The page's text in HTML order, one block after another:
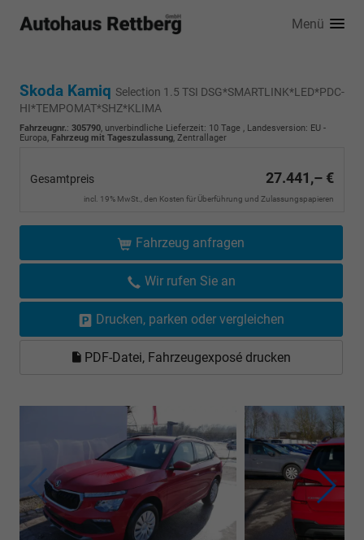
Menü
Skoda Kamiq Selection 1.5 TSI DSG*SMARTLINK*LED*PDC-
HI*TEMPOMAT*SHZ*KLIMA
Fahrzeugnr.: 305790, unverbindliche Lieferzeit: 10 Tage , Landesversion: EU -
Europa, Fahrzeug mit Tageszulassung, Zentrallager
Gesamtpreis 27.441,– €
incl. 19% MwSt., den Kosten für Überführung und Zulassungspapieren
Fahrzeug anfragen
Wir rufen Sie an
Drucken, parken oder vergleichen
PDF-Datei, Fahrzeugexposé drucken